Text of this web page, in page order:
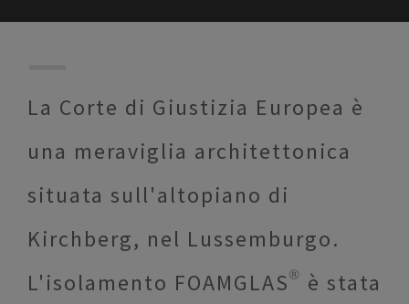
La Corte di Giustizia Europea è
una meraviglia architettonica
situata sull'altopiano di
Kirchberg, nel Lussemburgo.
L'isolamento FOAMGLAS® è stata